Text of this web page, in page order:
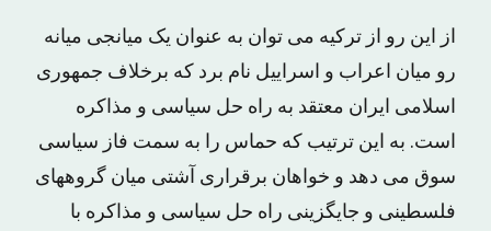
از این رو از ترکیه مى توان به عنوان یک میانجى میانه
رو میان اعراب و اسراییل نام برد که برخلاف جمهورى
اسلامى ایران معتقد به راه حل سیاسى و مذاکره
است. به این ترتیب که حماس را به سمت فاز سیاسى
سوق مى دهد و خواهان برقرارى آشتى میان گروههاى
فلسطینى و جایگزینى راه حل سیاسى و مذاکره با